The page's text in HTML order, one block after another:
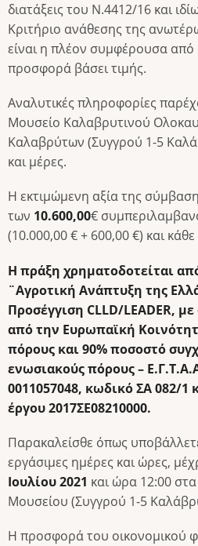
διατάξεις του Ν.4412/16 και
Κριτήριο ανάθεσης της
είναι η πλέον συμφέρουσα
προσφορά βάσει τιμής.
Αναλυτικές πληροφορίες
Μουσείο Καλαβρυτινού
Καλαβρύτων (Συγγρού 1-5
και μέρες.
Η εκτιμώμενη αξία της
των 10.600,00€
(10.000,00 € + 600,00 €) και
Η πράξη χρηματοδοτείται
¨Αγροτική Ανάπτυξη της
Προσέγγιση CLLD/LEADER,
από την Ευρωπαϊκή
πόρους και 90% ποσοστό
ενωσιακούς πόρους –
0011057048, κωδικό ΣΑ 082/1
έργου 2017ΣΕ08210000.
Παρακαλείσθε όπως
εργάσιμες ημέρες και ώρες,
Ιουλίου 2021 και ώρα 12:00
Μουσείου (Συγγρού 1-5
Η προσφορά του οικονομικού